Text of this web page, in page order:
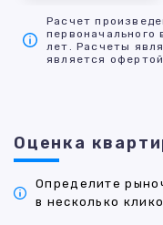
Расчет
первоначального
лет. Расчеты
является
Оценка
Определите
в несколько